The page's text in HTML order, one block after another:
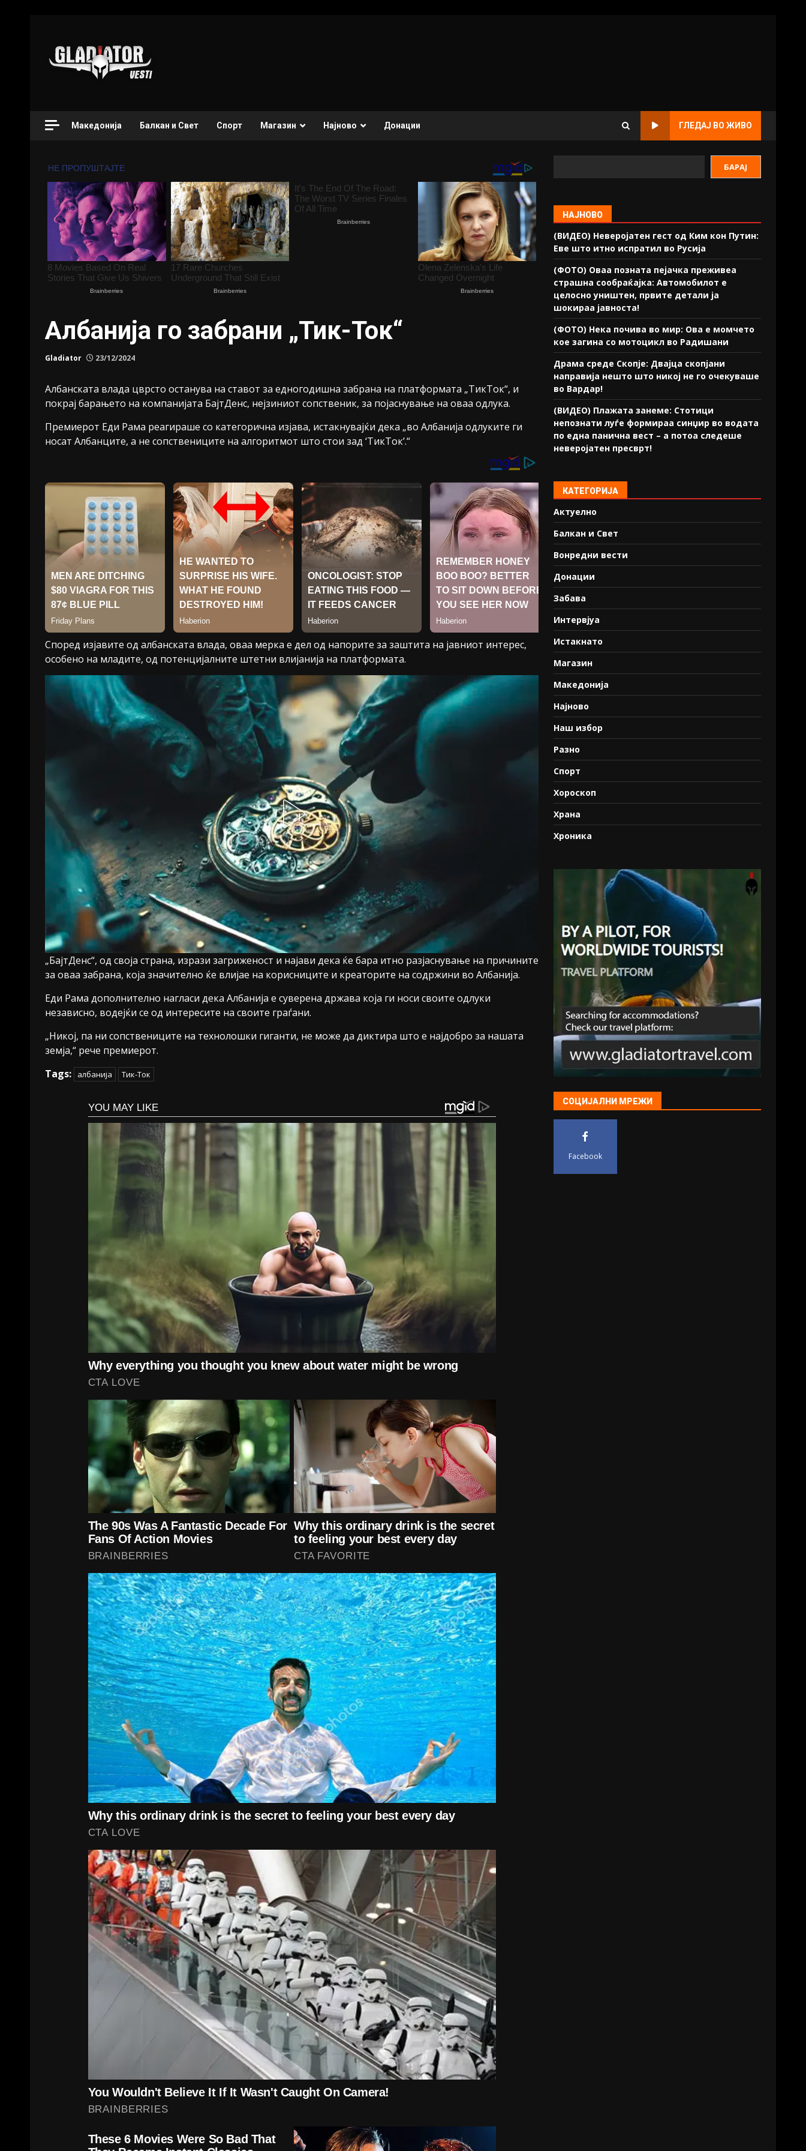
Македонија Балкан и Свет Спорт Магазин Најново Донации ГЛЕДАЈ ВО ЖИВО
Албанија го забрани „Тик-Ток“
Gladiator 23/12/2024
Албанската влада цврсто останува на ставот за едногодишна забрана на платформата „ТикТок“, и
покрај барањето на компанијата БајтДенс, нејзиниот сопственик, за појаснување на оваа одлука.
Премиерот Еди Рама реагираше со категорична изјава, истакнувајќи дека „во Албанија одлуките ги
носат Албанците, а не сопствениците на алгоритмот што стои зад ‘ТикТок’.“
Според изјавите од албанската влада, оваа мерка е дел од напорите за заштита на јавниот интерес,
особено на младите, од потенцијалните штетни влијанија на платформата.
„БајтДенс“, од своја страна, изрази загриженост и најави дека ќе бара итно разјаснување на причините
за оваа забрана, која значително ќе влијае на корисниците и креаторите на содржини во Албанија.
Еди Рама дополнително нагласи дека Албанија е суверена држава која ги носи своите одлуки
независно, водејќи се од интересите на своите граѓани.
„Никој, па ни сопствениците на технолошки гиганти, не може да диктира што е најдобро за нашата
земја,“ рече премиерот.
Tags:
албанија Тик-Ток
БАРАЈ
НАЈНОВО
(ВИДЕО) Неверојатен гест од Ким кон Путин:
Еве што итно испратил во Русија
(ФОТО) Оваа позната пејачка преживеа
страшна сообраќајка: Автомобилот е
целосно уништен, првите детали ја
шокираа јавноста!
(ФОТО) Нека почива во мир: Ова е момчето
кое загина со мотоцикл во Радишани
Драма среде Скопје: Двајца скопјани
направија нешто што никој не го очекуваше
во Вардар!
(ВИДЕО) Плажата занеме: Стотици
непознати луѓе формираа синџир во водата
по една панична вест – а потоа следеше
неверојатен пресврт!
КАТЕГОРИЈА
Актуелно
Балкан и Свет
Вонредни вести
Донации
Забава
Интервјуа
Истакнато
Магазин
Македонија
Најново
Наш избор
Разно
Спорт
Хороскоп
Храна
Хроника
СОЦИЈАЛНИ МРЕЖИ
Facebook